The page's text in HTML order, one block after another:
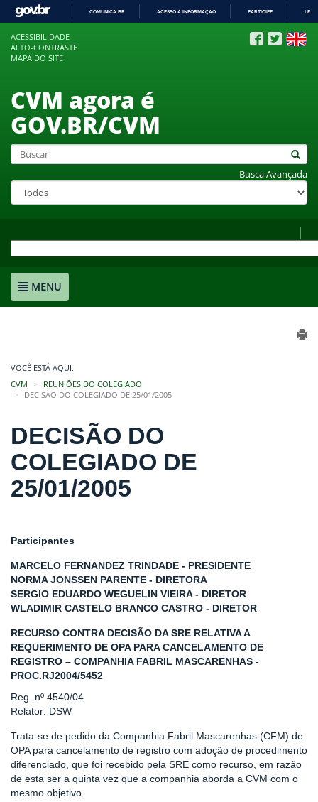
COMUNICA BR ACESSO À INFORMAÇÃO PARTICIPE
ACESSIBILIDADE
ALTO-CONTRASTE
MAPA DO SITE
CVM agora é
GOV.BR/CVM
Busca Avançada
MENU
VOCÊ ESTÁ AQUI:
CVM
REUNIÕES DO COLEGIADO
DECISÃO DO COLEGIADO DE 25/01/2005
DECISÃO DO
COLEGIADO DE
25/01/2005
Participantes
MARCELO FERNANDEZ TRINDADE - PRESIDENTE
NORMA JONSSEN PARENTE - DIRETORA
SERGIO EDUARDO WEGUELIN VIEIRA - DIRETOR
WLADIMIR CASTELO BRANCO CASTRO - DIRETOR
RECURSO CONTRA DECISÃO DA SRE RELATIVA A
REQUERIMENTO DE OPA PARA CANCELAMENTO DE
REGISTRO – COMPANHIA FABRIL MASCARENHAS -
PROC.RJ2004/5452
Reg. nº 4540/04
Relator: DSW
Trata-se de pedido da Companhia Fabril Mascarenhas (CFM) de
OPA para cancelamento de registro com adoção de procedimento
diferenciado, que foi recebido pela SRE como recurso, em razão
de esta ser a quinta vez que a companhia aborda a CVM com o
mesmo objetivo.